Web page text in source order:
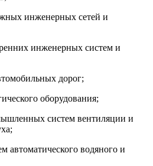
инженерных сетей и
инженерных систем и
дорог;
оборудования;
систем вентиляции и
автоматического водяного и